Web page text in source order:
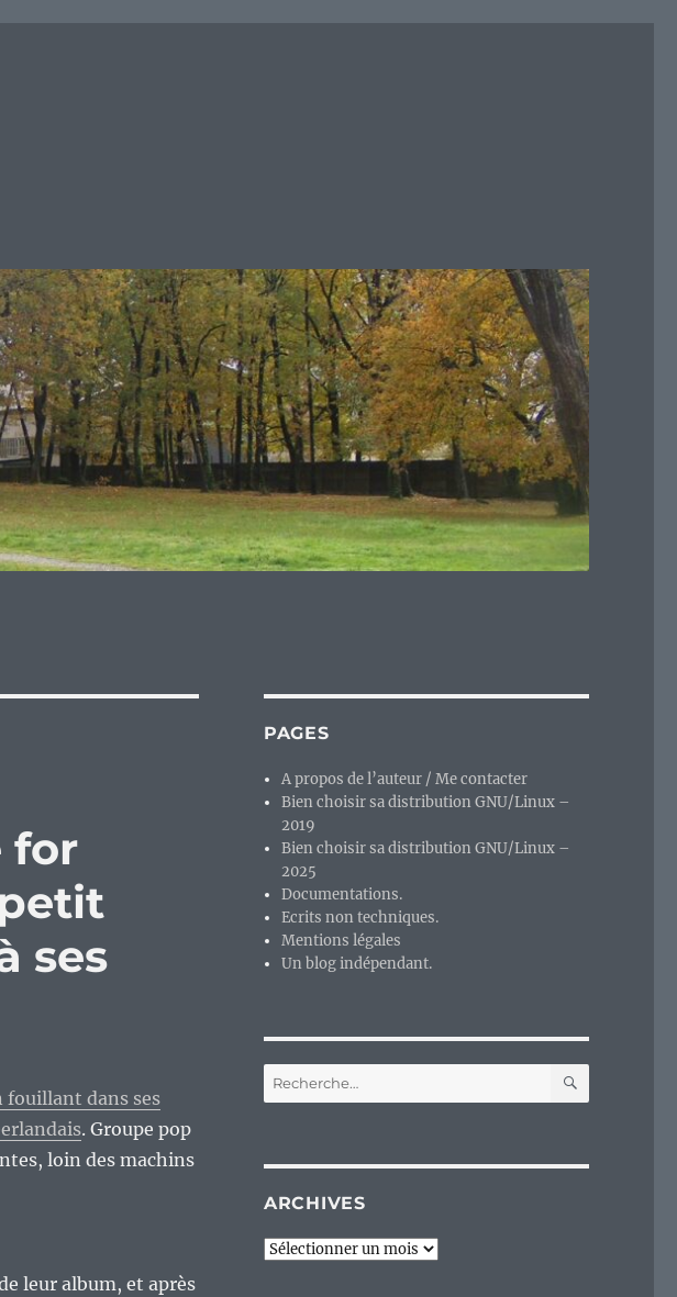
for
ses
dans ses
. Groupe pop
loin des machins
leur album, et après
PAGES
A propos de l’auteur / Me contacter
Bien choisir sa distribution GNU/Linux –
2019
Bien choisir sa distribution GNU/Linux –
2025
Documentations.
Ecrits non techniques.
Mentions légales
Un blog indépendant.
Recherche
pour :
ARCHIVES
Archives